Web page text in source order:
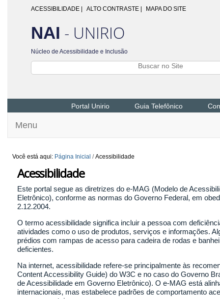
ACESSIBILIDADE ALTO CONTRASTE | MAPA DO SITE
NAI - UNIRIO
Núcleo de Acessibilidade e Inclusão
Portal Unirio Guia Telefônico
Menu
Você está aqui: Página Inicial /Acessibilidade
Acessibilidade
Este portal segue as diretrizes do e-MAG (Modelo de
Eletrônico), conforme as normas do Governo Federal, em
2.12.2004.
O termo acessibilidade significa incluir a pessoa com
atividades como o uso de produtos, serviços e informações.
prédios com rampas de acesso para cadeira de rodas e
deficientes.
Na internet, acessibilidade refere-se principalmente às
Content Accessibility Guide) do W3C e no caso do Governo
de Acessibilidade em Governo Eletrônico). O e-MAG está
internacionais, mas estabelece padrões de comportamento